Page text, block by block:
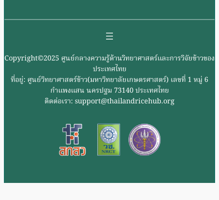
Copyright©2025 ศูนย์กลางความรู้ด้านวิทยาศาสตร์และการวิจัยข้าวของ
ประเทศไทย
ที่อยู่: ศูนย์วิทยาศาสตร์ข้าว(มหาวิทยาลัยเกษตรศาสตร์) เลขที่ 1 หมู่ 6
กำแพงแสน นครปฐม 73140 ประเทศไทย
ติดต่อเรา: support@thailandricehub.org